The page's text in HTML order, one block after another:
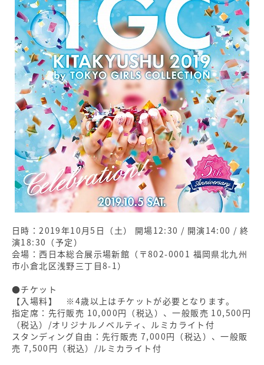
日時：2019年10月5日（土） 開場12:30 / 開演14:00 / 終
演18:30（予定）
会場：西日本総合展示場新館（〒802-0001 福岡県北九州
市小倉北区浅野三丁目8-1）
●チケット
【入場料】 ※4歳以上はチケットが必要となります。
指定席：先行販売 10,000円（税込）、一般販売 10,500円
（税込）/オリジナルノベルティ、ルミカライト付
スタンディング自由：先行販売 7,000円（税込）、一般販
売 7,500円（税込）/ルミカライト付